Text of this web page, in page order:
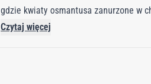
gdzie kwiaty osmantusa zanurzone w
oszałamiający urok absolutu jaśminu,
bergamotki. Tutaj, wśród
orzeźwiający olejek miętowy. Pośród
Czytaj więcej